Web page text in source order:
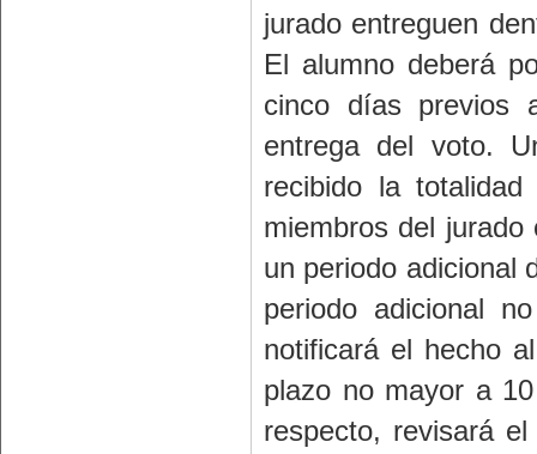
jurado entreguen
El alumno deberá
cinco días previos
entrega del voto.
recibido la
miembros del
un periodo adicional
periodo adicional
notificará el hecho
plazo no mayor a
respecto, revisará